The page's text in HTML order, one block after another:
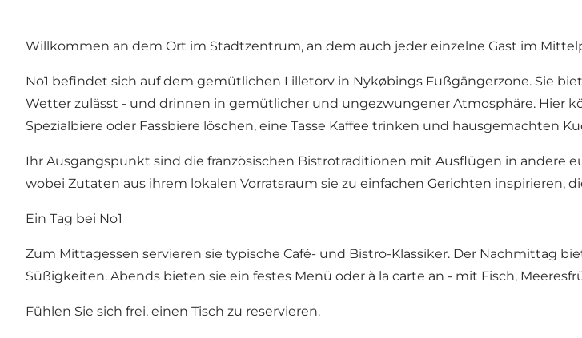
Willkommen an dem Ort im Stadtzentrum, an dem auch jeder einzelne Gast im
No1 befindet sich auf dem gemütlichen Lilletorv in Nykøbings Fußgängerzone. Sie
Wetter zulässt - und drinnen in gemütlicher und ungezwungener Atmosphäre. Hier
Spezialbiere oder Fassbiere löschen, eine Tasse Kaffee trinken und hausgemachten
Ihr Ausgangspunkt sind die französischen Bistrotraditionen mit Ausflügen in andere
wobei Zutaten aus ihrem lokalen Vorratsraum sie zu einfachen Gerichten inspirieren,
Ein Tag bei No1
Zum Mittagessen servieren sie typische Café- und Bistro-Klassiker. Der Nachmittag
Süßigkeiten. Abends bieten sie ein festes Menü oder à la carte an - mit Fisch,
Fühlen Sie sich frei, einen Tisch zu reservieren.